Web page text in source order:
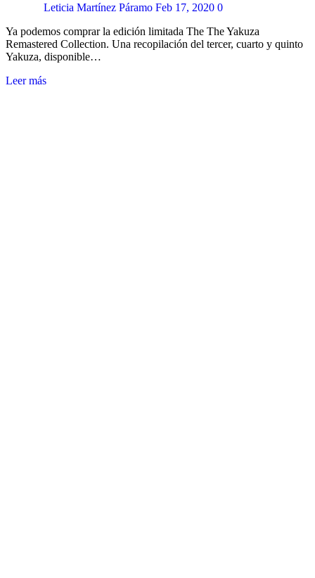
Leticia Martínez Páramo Feb 17, 2020 0
Ya podemos comprar la edición limitada The The Yakuza
Remastered Collection. Una recopilación del tercer, cuarto y quinto
Yakuza, disponible…
Leer más